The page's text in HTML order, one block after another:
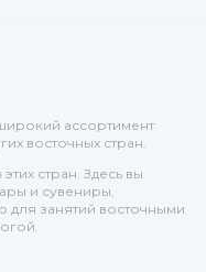
ассортимент
восточных стран.
стран. Здесь вы
и сувениры,
для занятий восточными